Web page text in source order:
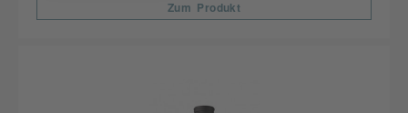
Zum Produkt